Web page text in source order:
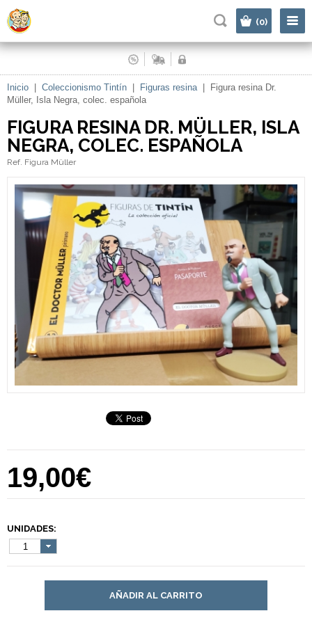
(0)
Inicio Coleccionismo Tintín Figuras resina|
Figura resina Dr.
Müller, Isla Negra, colec. española
FIGURA RESINA DR. MÜLLER, ISLA
NEGRA, COLEC. ESPAÑOLA
Ref. Figura Müller
19,00€
UNIDADES:
1
AÑADIR AL CARRITO